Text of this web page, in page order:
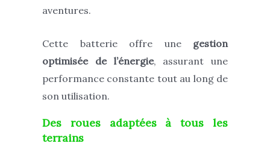
aventures.
Cette batterie offre une gestion
optimisée de l’énergie, assurant une
performance constante tout au long de
son utilisation.
Des roues adaptées à tous les
terrains